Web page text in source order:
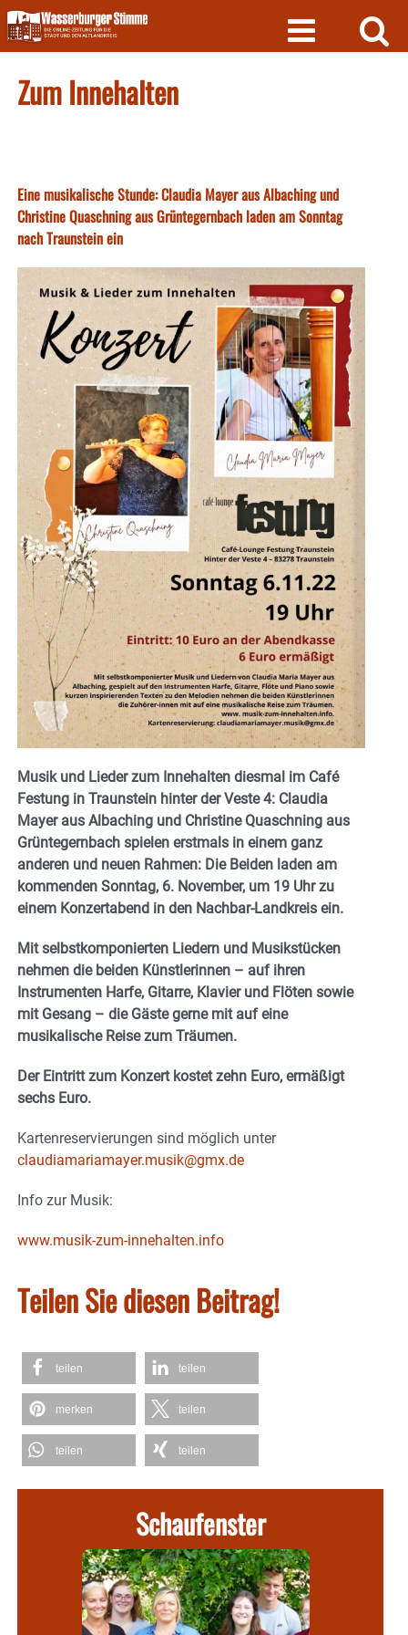
Skip
to
content
Zum Innehalten
Eine musikalische Stunde: Claudia Mayer aus Albaching und
Christine Quaschning aus Grüntegernbach laden am Sonntag
nach Traunstein ein
Musik und Lieder zum Innehalten diesmal im Café
Festung in Traunstein hinter der Veste 4: Claudia
Mayer aus Albaching und Christine Quaschning aus
Grüntegernbach spielen erstmals in einem ganz
anderen und neuen Rahmen: Die Beiden laden am
kommenden Sonntag, 6. November, um 19 Uhr zu
einem Konzertabend in den Nachbar-Landkreis ein.
Mit selbstkomponierten Liedern und Musikstücken
nehmen die beiden Künstlerinnen – auf ihren
Instrumenten Harfe, Gitarre, Klavier und Flöten sowie
mit Gesang – die Gäste gerne mit auf eine
musikalische Reise zum Träumen.
Der Eintritt zum Konzert kostet zehn Euro, ermäßigt
sechs Euro.
Kartenreservierungen sind möglich unter
claudiamariamayer.musik@gmx.de
Info zur Musik:
www.musik-zum-innehalten.info
Teilen Sie diesen Beitrag!
teilen teilen
merken teilen
teilen teilen
Schaufenster